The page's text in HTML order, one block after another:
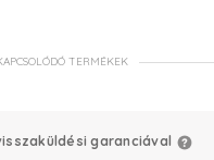
TERMÉKEK
garanciával